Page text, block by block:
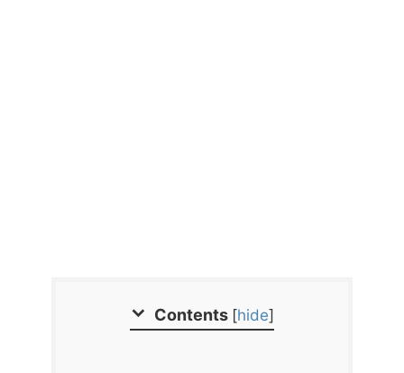
Contents [hide]